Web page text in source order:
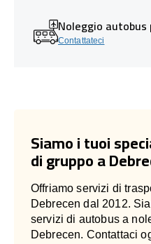
Noleggio
Contattateci
Siamo i tuoi
di gruppo a
Offriamo servizi di
Debrecen dal 2012.
servizi di autobus a
Debrecen. Contattaci